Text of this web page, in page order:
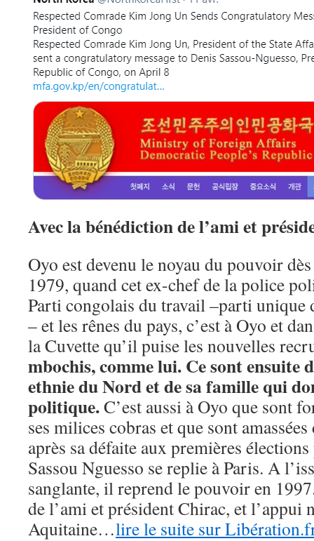
Avec la bénédiction de l’ami et
Oyo est devenu le noyau du pouvoir
1979, quand cet ex-chef de la police
Parti congolais du travail –parti unique
– et les rênes du pays, c’est à Oyo et
la Cuvette qu’il puise les nouvelles
mbochis, comme lui. Ce sont ensuite
ethnie du Nord et de sa famille qui
politique.C’est aussi à Oyo que sont
ses milices cobras et que sont
après sa défaite aux premières
Sassou Nguesso se replie à Paris. A
sanglante, il reprend le pouvoir en
de l’ami et président Chirac, et l’appui
Aquitaine…lire le suite sur